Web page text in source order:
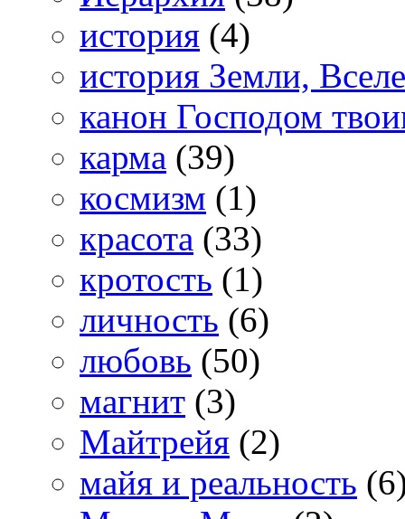
история (4)
история Земли,
канон Господом
карма (39)
космизм (1)
красота (33)
кротость (1)
личность (6)
любовь (50)
магнит (3)
Майтрейя (2)
майя и реальность